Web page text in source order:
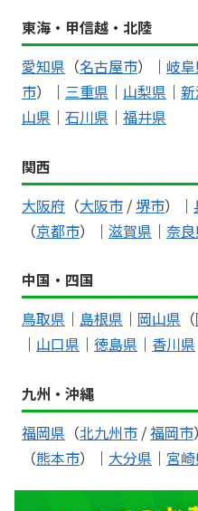
東海・甲信越・北陸
愛知県 （名古屋市）｜ 岐
市）｜ 三重県 ｜ 山梨県 ｜
山県 ｜ 石川県 ｜ 福井県
関西
大阪府 （大阪市 / 堺市）｜
（京都市）｜ 滋賀県 ｜ 奈
中国・四国
鳥取県 ｜ 島根県 ｜ 岡山県 （
｜ 山口県 ｜ 徳島県 ｜ 香川県
九州・沖縄
福岡県 （北九州市 /福岡市
（熊本市）｜ 大分県 ｜ 宮